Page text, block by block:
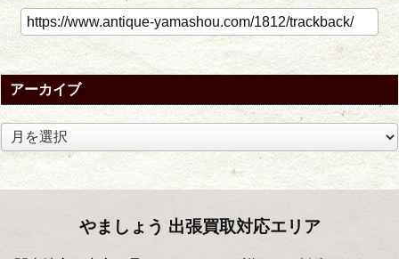
アーカイブ
ア
ー
イ
やましょう 出張買取対応エリア